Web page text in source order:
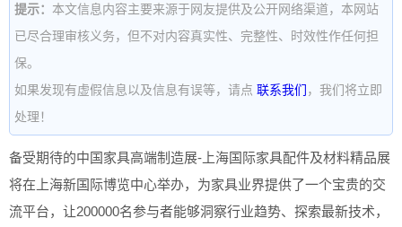
提示： 本文信息内容主要来源于网友提供及公开网络渠道，本网站
已尽合理审核义务，但不对内容真实性、完整性、时效性作任何担
保。
如果发现有虚假信息以及信息有误等，请点 联系我们 ，我们将立即
处理！
备受期待的中国家具高端制造展-上海国际家具配件及材料精品展
将在上海新国际博览中心举办，为家具业界提供了一个宝贵的交
流平台，让200000名参与者能够洞察行业趋势、探索最新技术，